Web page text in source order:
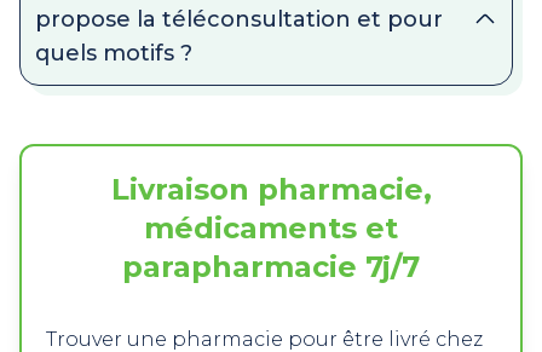
propose la téléconsultation et pour
quels motifs ?
Livraison pharmacie,
médicaments et
parapharmacie 7j/7
Trouver une pharmacie pour être livré chez